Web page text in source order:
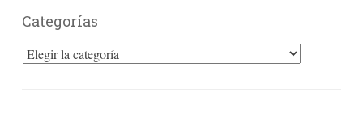
Categorías
Categorías